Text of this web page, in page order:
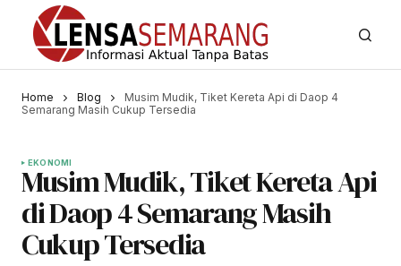
Home Blog
Musim Mudik, Tiket Kereta Api di Daop 4
Semarang Masih Cukup Tersedia
EKONOMI
Musim Mudik, Tiket Kereta Api
di Daop 4 Semarang Masih
Cukup Tersedia